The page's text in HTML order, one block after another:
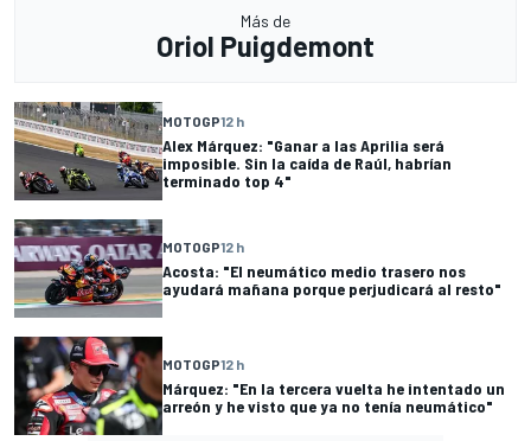
Más de
Oriol Puigdemont
MOTOGP12 h
Alex Márquez: "Ganar a las Aprilia será
imposible. Sin la caída de Raúl, habrían
terminado top 4"
MOTOGP12 h
Acosta: "El neumático medio trasero nos
ayudará mañana porque perjudicará al resto"
MOTOGP12 h
Márquez: "En la tercera vuelta he intentado un
arreón y he visto que ya no tenía neumático"